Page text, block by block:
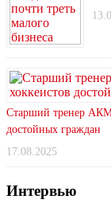
Старший тренер АКМ:
достойных граждан
17.08.2025
Интервью